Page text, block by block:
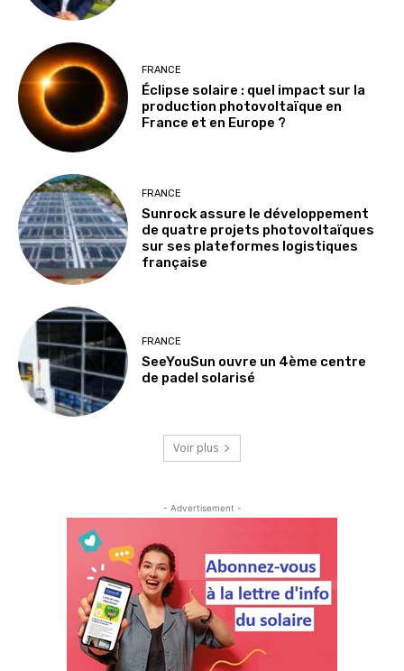
FRANCE
Éclipse solaire : quel impact sur la
production photovoltaïque en
France et en Europe ?
FRANCE
Sunrock assure le développement
de quatre projets photovoltaïques
sur ses plateformes logistiques
française
FRANCE
SeeYouSun ouvre un 4ème centre
de padel solarisé
Voir plus
- Advertisement -